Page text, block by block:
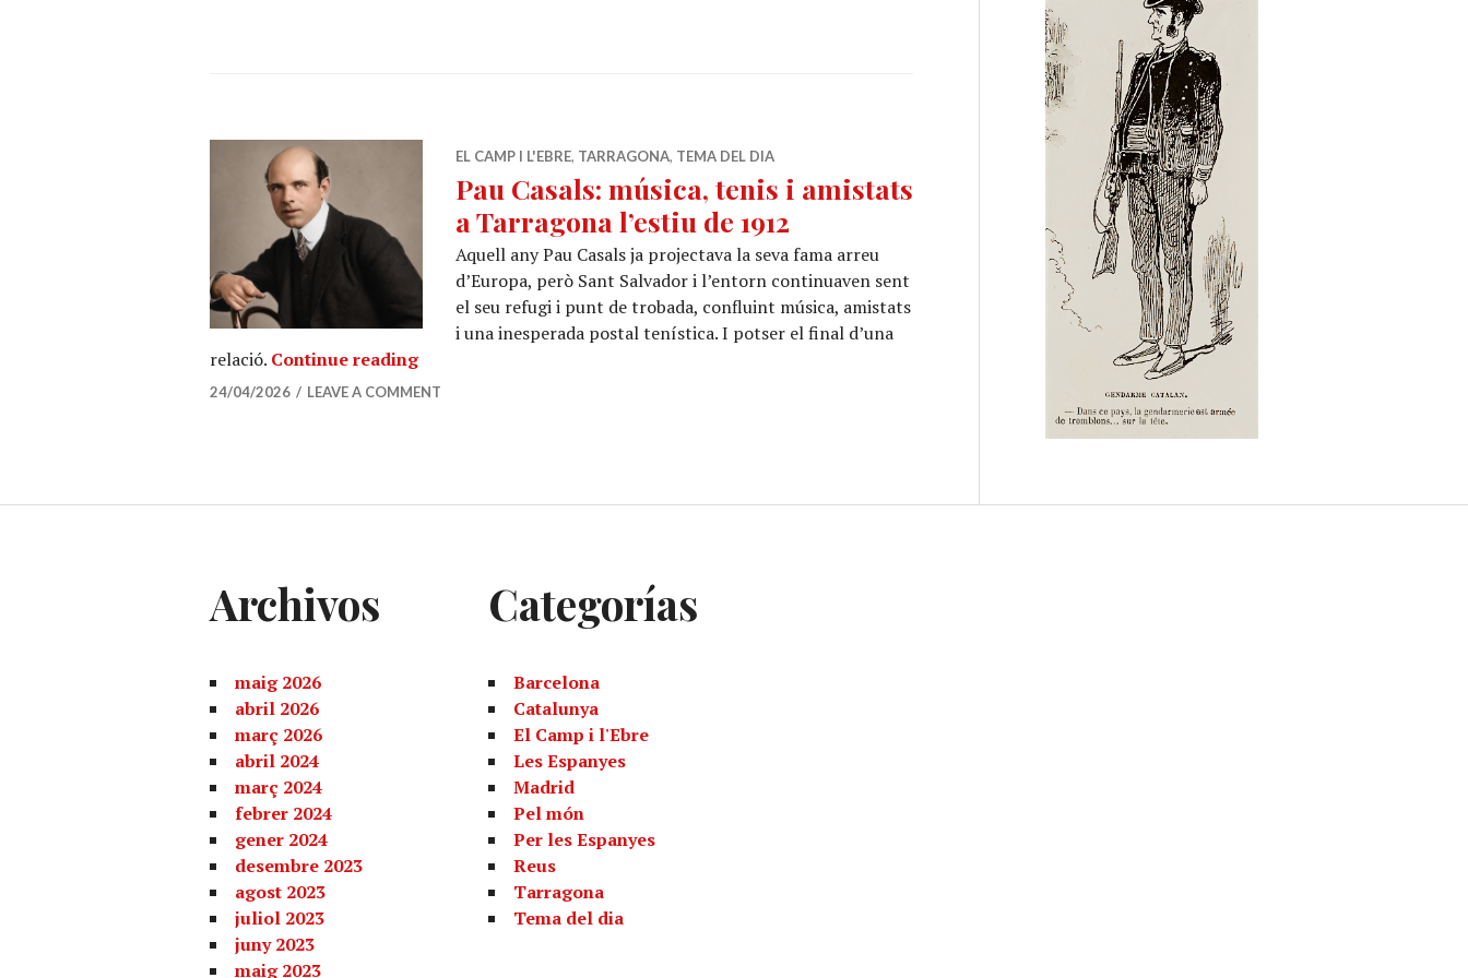
EL CAMP I L'EBRE, TARRAGONA, TEMA DEL DIA
Pau Casals: música, tenis i amistats
a Tarragona l’estiu de 1912
Aquell any Pau Casals ja projectava la seva fama arreu
d’Europa, però Sant Salvador i l’entorn continuaven sent
el seu refugi i punt de trobada, confluint música, amistats
i una inesperada postal tenística. I potser el final d’una
relació. Continue readingPau Casals: música, tenis i amistats a Tarragona l’estiu de 1912
24/04/2026 LEAVE A COMMENT
Archivos
maig 2026
abril 2026
març 2026
abril 2024
març 2024
febrer 2024
gener 2024
desembre 2023
agost 2023
juliol 2023
juny 2023
maig 2023
Categorías
Barcelona
Catalunya
El Camp i l'Ebre
Les Espanyes
Madrid
Pel món
Per les Espanyes
Reus
Tarragona
Tema del dia